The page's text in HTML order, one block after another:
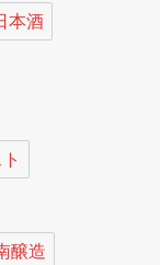
本酒
醸造